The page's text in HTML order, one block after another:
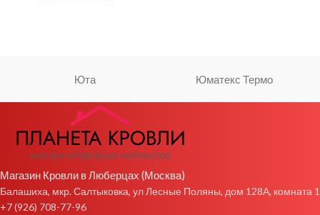
Юта Юматекс Термо
Магазин Кровли в Люберцах (Москва)
Балашиха, мкр. Салтыковка, ул Лесные Поляны, дом 128А, комната 1
+7 (926) 708-77-96